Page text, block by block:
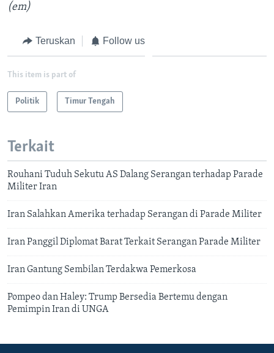
(em)
Teruskan Follow us
This item is part of
Politik Timur Tengah
Terkait
Rouhani Tuduh Sekutu AS Dalang Serangan terhadap Parade
Militer Iran
Iran Salahkan Amerika terhadap Serangan di Parade Militer
Iran Panggil Diplomat Barat Terkait Serangan Parade Militer
Iran Gantung Sembilan Terdakwa Pemerkosa
Pompeo dan Haley: Trump Bersedia Bertemu dengan
Pemimpin Iran di UNGA